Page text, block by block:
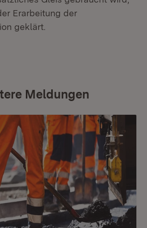
Erarbeitung der
geklärt.
Meldungen